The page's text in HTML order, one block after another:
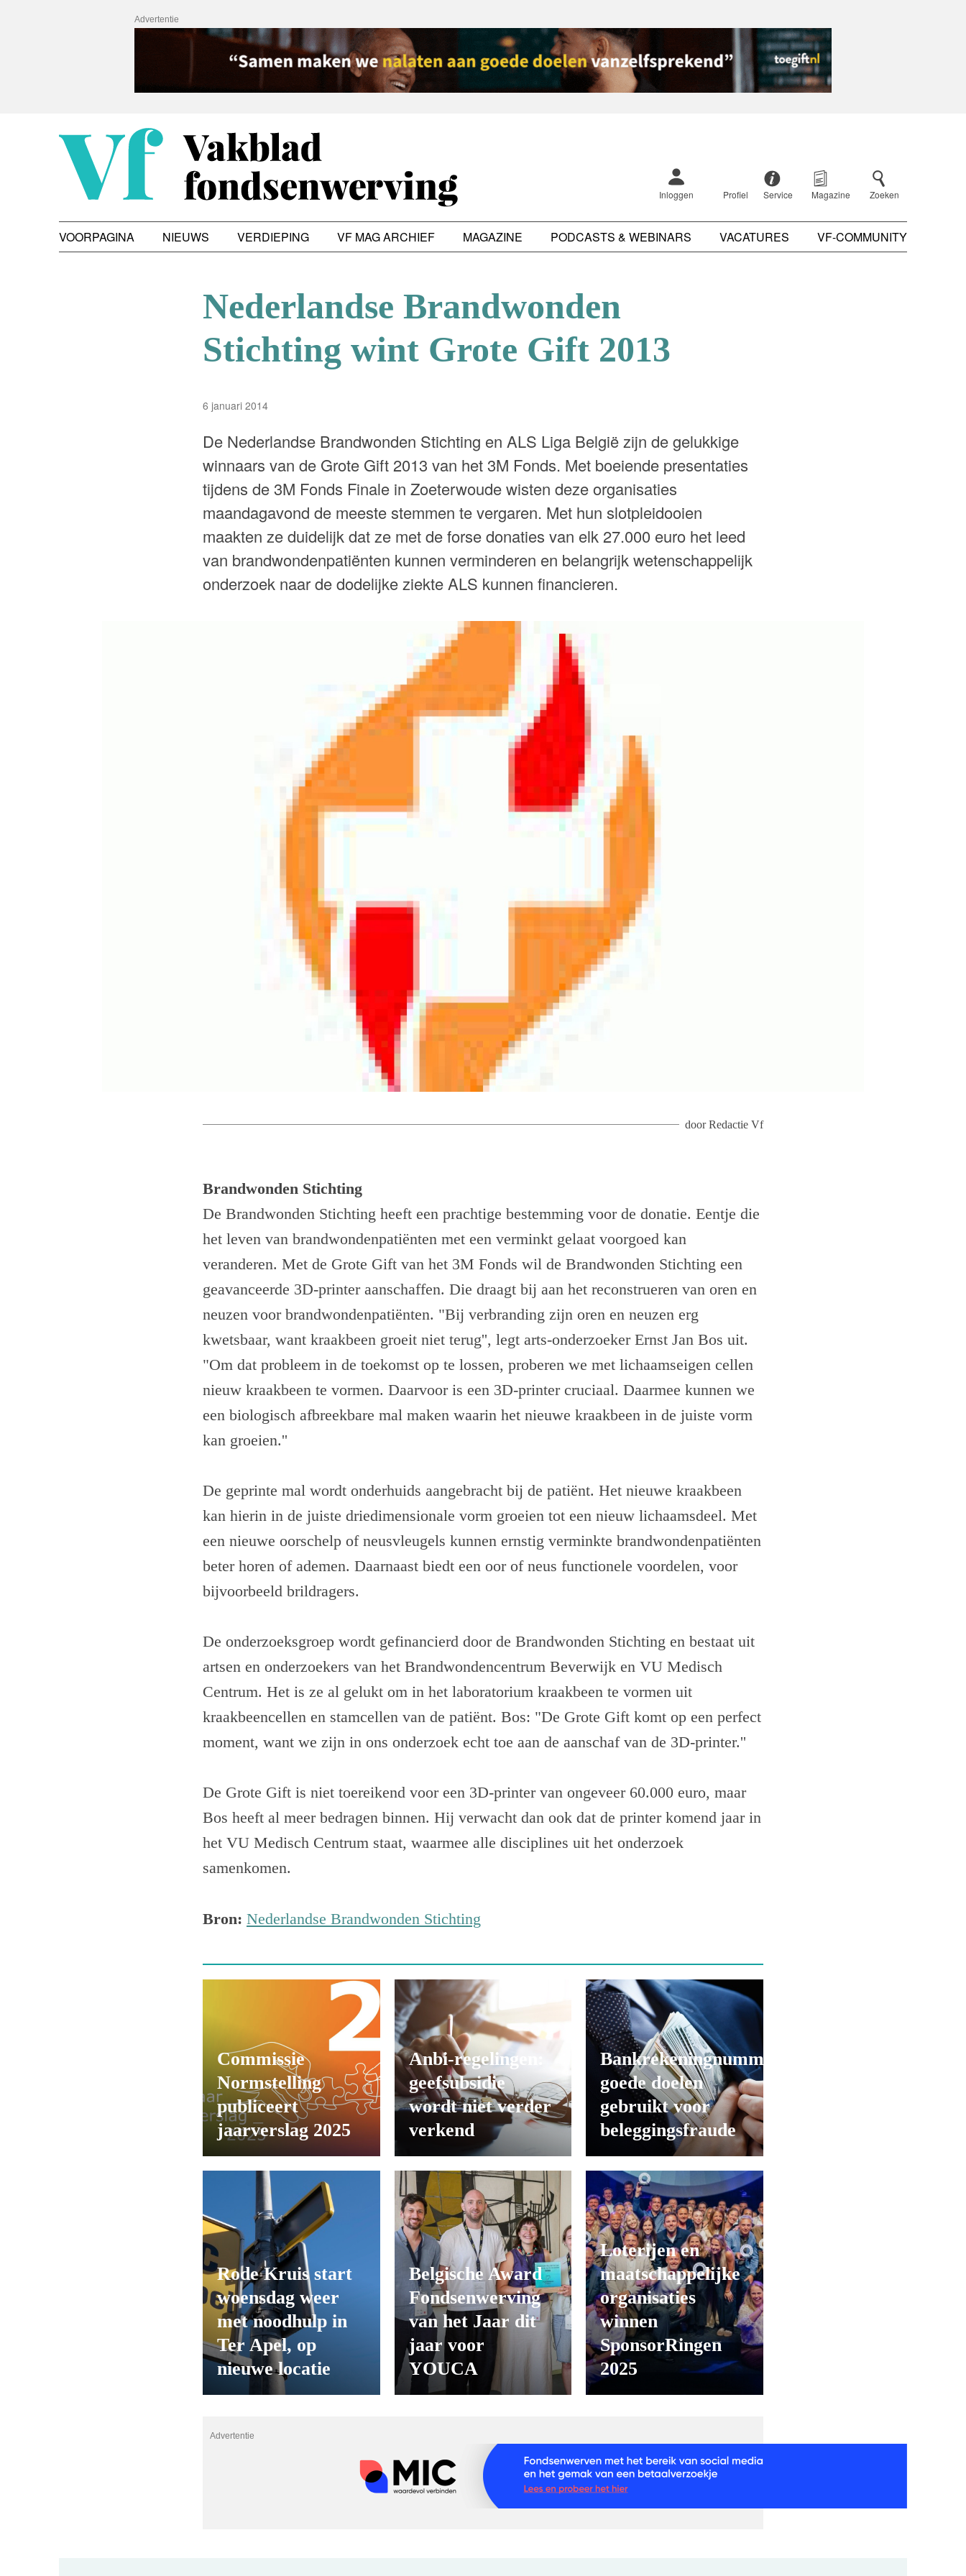
Advertentie
Inloggen Profiel Service Magazine Zoeken
VOORPAGINA NIEUWS VERDIEPING VF MAG ARCHIEF MAGAZINE PODCASTS & WEBINARS VACATURES VF-COMMUNITY
Nederlandse Brandwonden
Stichting wint Grote Gift 2013
6 januari 2014
De Nederlandse Brandwonden Stichting en ALS Liga België zijn de gelukkige
winnaars van de Grote Gift 2013 van het 3M Fonds. Met boeiende presentaties
tijdens de 3M Fonds Finale in Zoeterwoude wisten deze organisaties
maandagavond de meeste stemmen te vergaren. Met hun slotpleidooien
maakten ze duidelijk dat ze met de forse donaties van elk 27.000 euro het leed
van brandwondenpatiënten kunnen verminderen en belangrijk wetenschappelijk
onderzoek naar de dodelijke ziekte ALS kunnen financieren.
doorRedactie Vf
Brandwonden Stichting
De Brandwonden Stichting heeft een prachtige bestemming voor de donatie. Eentje die
het leven van brandwondenpatiënten met een verminkt gelaat voorgoed kan
veranderen. Met de Grote Gift van het 3M Fonds wil de Brandwonden Stichting een
geavanceerde 3D-printer aanschaffen. Die draagt bij aan het reconstrueren van oren en
neuzen voor brandwondenpatiënten. "Bij verbranding zijn oren en neuzen erg
kwetsbaar, want kraakbeen groeit niet terug'', legt arts-onderzoeker Ernst Jan Bos uit.
"Om dat probleem in de toekomst op te lossen, proberen we met lichaamseigen cellen
nieuw kraakbeen te vormen. Daarvoor is een 3D-printer cruciaal. Daarmee kunnen we
een biologisch afbreekbare mal maken waarin het nieuwe kraakbeen in de juiste vorm
kan groeien.''
De geprinte mal wordt onderhuids aangebracht bij de patiënt. Het nieuwe kraakbeen
kan hierin in de juiste driedimensionale vorm groeien tot een nieuw lichaamsdeel. Met
een nieuwe oorschelp of neusvleugels kunnen ernstig verminkte brandwondenpatiënten
beter horen of ademen. Daarnaast biedt een oor of neus functionele voordelen, voor
bijvoorbeeld brildragers.
De onderzoeksgroep wordt gefinancierd door de Brandwonden Stichting en bestaat uit
artsen en onderzoekers van het Brandwondencentrum Beverwijk en VU Medisch
Centrum. Het is ze al gelukt om in het laboratorium kraakbeen te vormen uit
kraakbeencellen en stamcellen van de patiënt. Bos: "De Grote Gift komt op een perfect
moment, want we zijn in ons onderzoek echt toe aan de aanschaf van de 3D-printer.''
De Grote Gift is niet toereikend voor een 3D-printer van ongeveer 60.000 euro, maar
Bos heeft al meer bedragen binnen. Hij verwacht dan ook dat de printer komend jaar in
het VU Medisch Centrum staat, waarmee alle disciplines uit het onderzoek
samenkomen.
Bron: Nederlandse Brandwonden Stichting
Commissie
Normstelling
publiceert
jaarverslag 2025
Anbi-regelingen:
geefsubsidie
wordt niet verder
verkend
Bankrekeningnummers
goede doelen
gebruikt voor
beleggingsfraude
Rode Kruis start
woensdag weer
met noodhulp in
Ter Apel, op
nieuwe locatie
Belgische Award
Fondsenwerving
van het Jaar dit
jaar voor
YOUCA
Loterijen en
maatschappelijke
organisaties
winnen
SponsorRingen
2025
Advertentie